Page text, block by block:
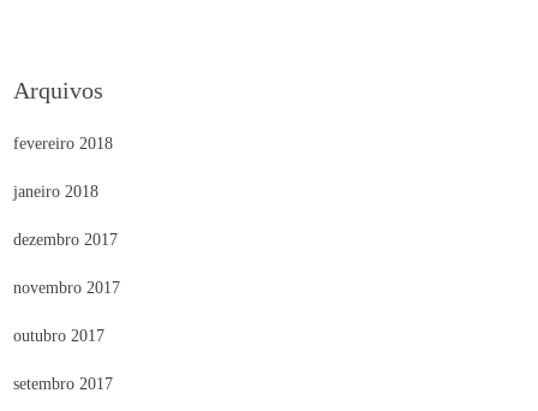
Arquivos
fevereiro 2018
janeiro 2018
dezembro 2017
novembro 2017
outubro 2017
setembro 2017